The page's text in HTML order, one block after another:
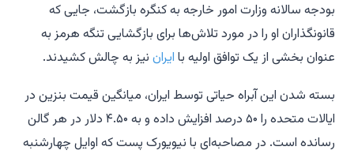
بودجه سالانه وزارت امور خارجه به کنگره بازگشت، جایی که
قانونگذاران او را در مورد تلاش‌ها برای بازگشایی تنگه هرمز به
عنوان بخشی از یک توافق اولیه با ایران نیز به چالش کشیدند.
بسته شدن این آبراه حیاتی توسط ایران، میانگین قیمت بنزین در
ایالات متحده را ۵۰ درصد افزایش داده و به ۴.۵۰ دلار در هر گالن
رسانده است. در مصاحبه‌ای با نیویورک پست که اوایل چهارشنبه